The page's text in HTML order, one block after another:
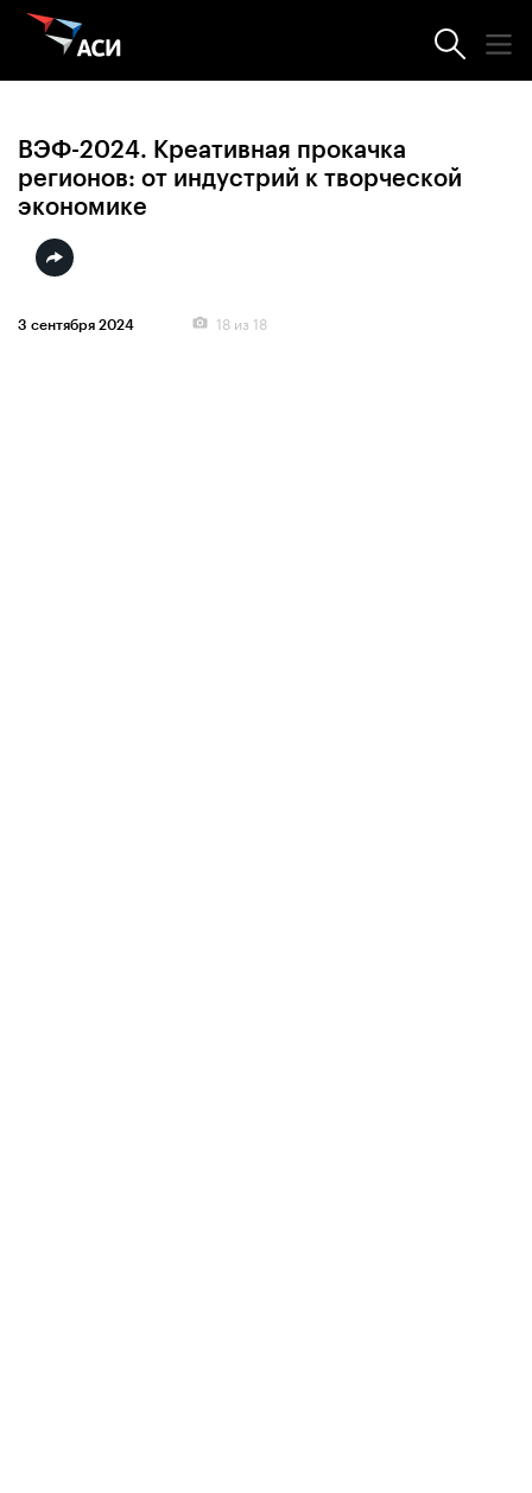
Фотогалерея
ВЭФ-2024. Креативная прокачка
регионов: от индустрий к творческой
экономике
3 сентября 2024 18 из 18